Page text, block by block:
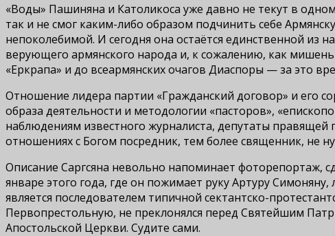
«Воды» Пашиняна и Католикоса уже давно не текут в
так и не смог каким-либо образом подчинить себе
непоколебимой. И сегодня она остаётся единственной из
верующего армянского народа и, к сожалению, как
«Еркрапа» и до всеармянских очагов Диаспоры — за это
Отношение лидера партии «Гражданский договор» и его
образа деятельности и методологии «пасторов»,
наблюдениям известного журналиста, депутаты правящей
отношениях с Богом посредник, тем более священник, не
Описание Саргсяна невольно напоминает
январе этого года, где он пожимает руку Артуру
является последователем типичной сектантско-
Первопрестольную, не преклонялся перед Святейшим
Апостольской Церкви. Судите сами.